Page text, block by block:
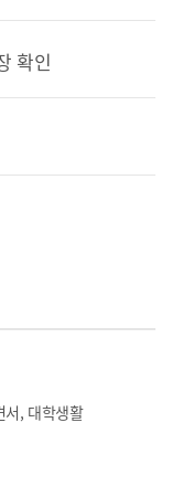
확인
서, 대학생활